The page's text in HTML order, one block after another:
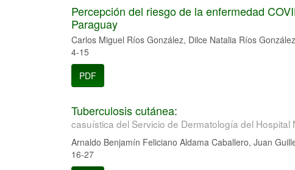
Percepción del riesgo de la enfermedad
Paraguay
Carlos Miguel Ríos González, Dilce Natalia Ríos González
4-15
PDF
Tuberculosis cutánea:
casuística del Servicio de Dermatología del Hospital
Arnaldo Benjamín Feliciano Aldama Caballero, Juan
16-27